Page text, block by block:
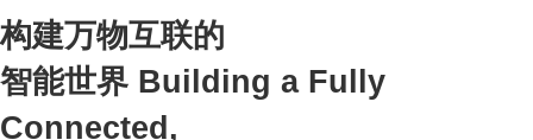
构建万物互联的
智能世界 Building a Fully
Connected,